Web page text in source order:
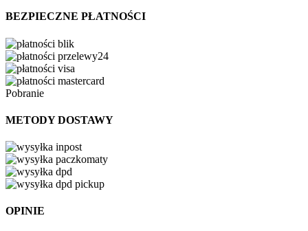
BEZPIECZNE PŁATNOŚCI
Pobranie
METODY DOSTAWY
OPINIE